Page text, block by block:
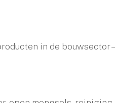
in de bouwsector